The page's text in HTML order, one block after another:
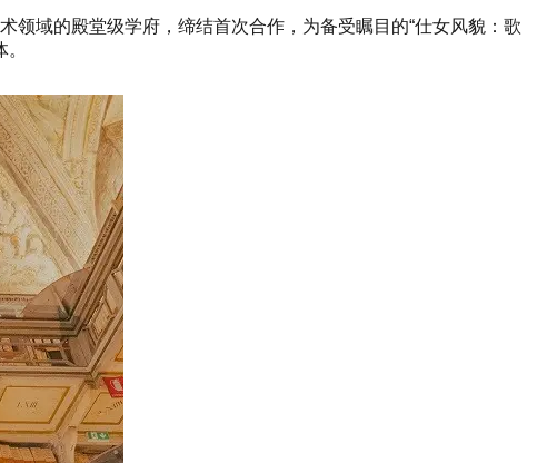
域的殿堂级学府，缔结首次合作，为备受瞩目的“仕女风貌：歌